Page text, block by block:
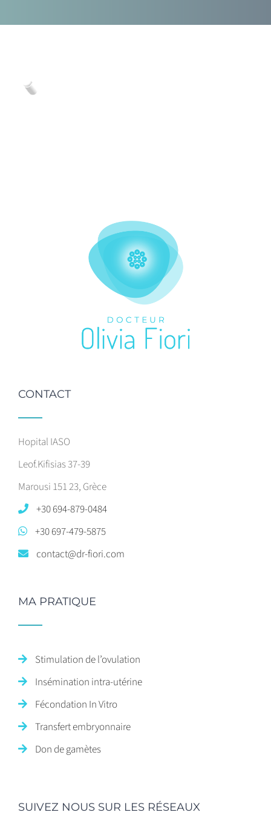
CONTACT
Hopital IASO
Leof.Kifisias 37-39
Marousi 151 23, Grèce
+30 694-879-0484
+30 697-479-5875
contact@dr-fiori.com
MA PRATIQUE
Stimulation de l’ovulation
Insémination intra-utérine
Fécondation In Vitro
Transfert embryonnaire
Don de gamètes
SUIVEZ NOUS SUR LES RÉSEAUX